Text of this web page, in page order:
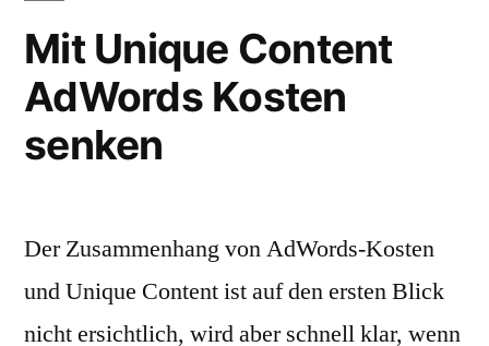
Mit Unique Content
AdWords Kosten
senken
Der Zusammenhang von AdWords-Kosten
und Unique Content ist auf den ersten Blick
nicht ersichtlich, wird aber schnell klar, wenn